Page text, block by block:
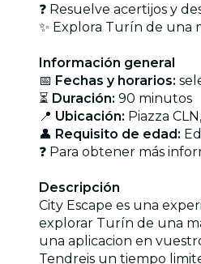
❓ Resuelve acertijos y
✨ Explora Turín de una
Información general
📅 Fechas y horarios:
⏳ Duración: 90 minutos
📍 Ubicación: Piazza
👤 Requisito de edad:
❓ Para obtener más
Descripción
City Escape es una
explorar Turín de una
una aplicacion en
Tendreis un tiempo